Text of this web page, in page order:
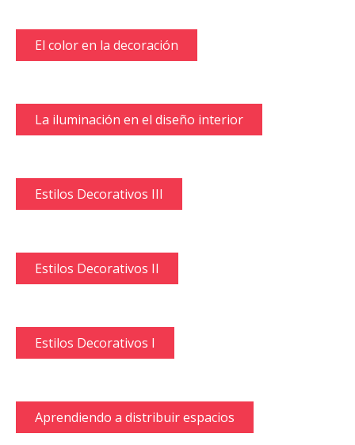
El color en la decoración
La iluminación en el diseño interior
Estilos Decorativos III
Estilos Decorativos II
Estilos Decorativos I
Aprendiendo a distribuir espacios